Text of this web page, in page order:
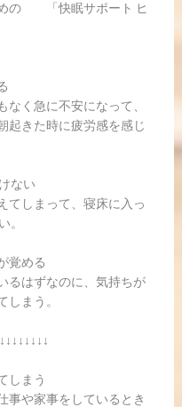
めの 「快眠サポート ヒ
なく急に不安になって、
起きた時に疲労感を感じ
ない
てしまって、寝床に入っ
。
覚める
るはずなのに、気持ちが
まう。
しまう
事や家事をしているとき